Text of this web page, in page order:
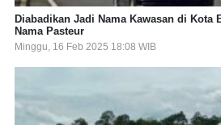
Diabadikan Jadi Nama Kawasan di Kota
Nama Pasteur
Minggu, 16 Feb 2025 18:08 WIB